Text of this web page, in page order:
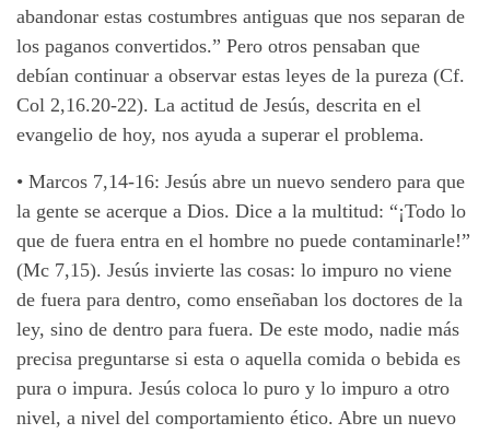
abandonar estas costumbres antiguas que nos separan de
los paganos convertidos.” Pero otros pensaban que
debían continuar a observar estas leyes de la pureza (Cf.
Col 2,16.20-22). La actitud de Jesús, descrita en el
evangelio de hoy, nos ayuda a superar el problema.
• Marcos 7,14-16: Jesús abre un nuevo sendero para que
la gente se acerque a Dios. Dice a la multitud: “¡Todo lo
que de fuera entra en el hombre no puede contaminarle!”
(Mc 7,15). Jesús invierte las cosas: lo impuro no viene
de fuera para dentro, como enseñaban los doctores de la
ley, sino de dentro para fuera. De este modo, nadie más
precisa preguntarse si esta o aquella comida o bebida es
pura o impura. Jesús coloca lo puro y lo impuro a otro
nivel, a nivel del comportamiento ético. Abre un nuevo